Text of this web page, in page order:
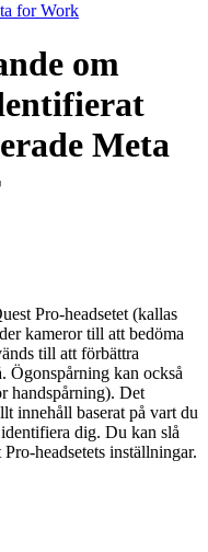
for Work
om
Meta
Pro-headsetet (kallas
kameror till att bedöma
till att förbättra
Ögonspårning kan också
handspårning). Det
innehåll baserat på vart du
dig. Du kan slå
headsetets inställningar.